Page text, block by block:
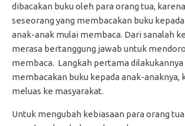
dibacakan buku oleh para orang tua,
seseorang yang membacakan buku
anak-anak mulai membaca. Dari sanalah
merasa bertanggung jawab untuk
membaca. Langkah pertama dilakukannya
membacakan buku kepada anak-anaknya,
meluas ke masyarakat.
Untuk mengubah kebiasaan para orang